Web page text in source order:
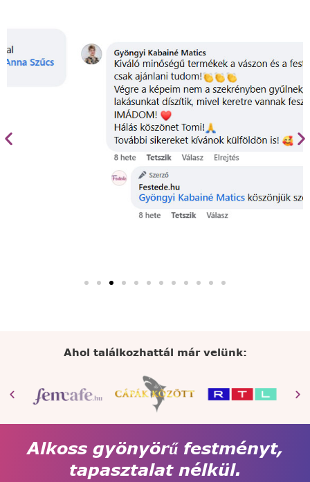
Ahol találkozhattál már velünk:
Alkoss gyönyörű festményt,
tapasztalat nélkül.